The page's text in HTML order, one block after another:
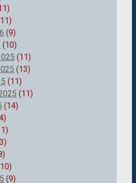
(9)
(10)
(11)
(13)
(11)
(11)
(14)
(9)